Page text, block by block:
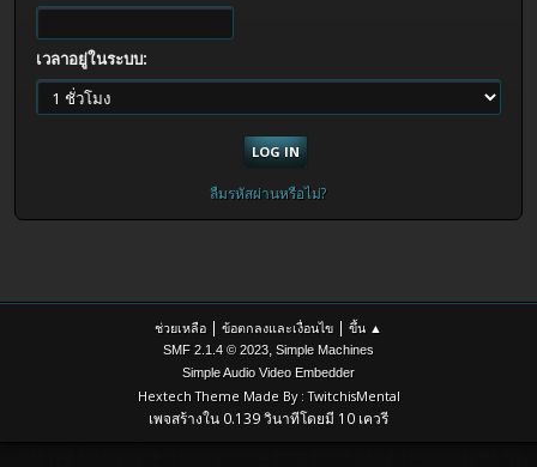
เวลาอยู่ในระบบ:
ลืมรหัสผ่านหรือไม่?
ช่วยเหลือ | ข้อตกลงและเงื่อนไข | ขึ้น ▲
SMF 2.1.4 © 2023, Simple Machines
Simple Audio Video Embedder
Hextech Theme Made By : TwitchisMental
เพจสร้างใน 0.139 วินาทีโดยมี 10 เควรี